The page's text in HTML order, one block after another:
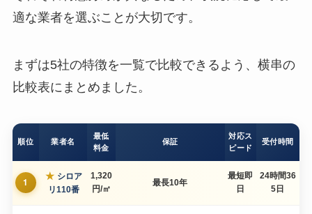
適な業者を選ぶことが大切です。
まずは5社の特徴を一覧で比較できるよう、横串の
比較表にまとめました。
順位 業者名
最低
料金
保証
対応ス
ピード
受付時間
1 ★ シロア
リ110番
1,320
円/㎡
最長10年
最短即
日
24時間36
5日